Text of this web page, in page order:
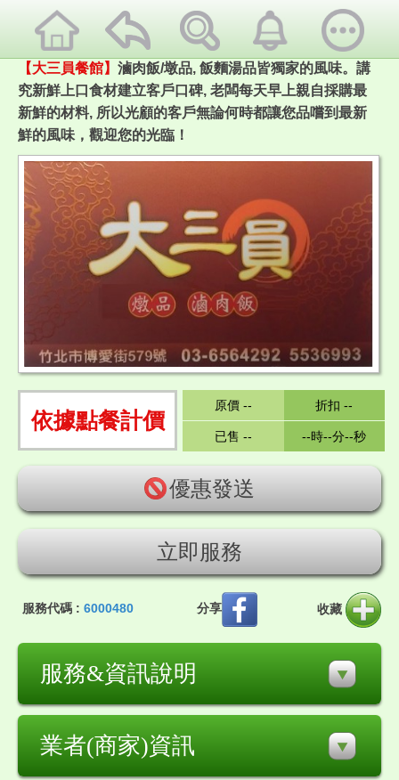
【大三員餐館】滷肉飯/墩品, 飯麵湯品皆獨家的風味。講
究新鮮上口食材建立客戶口碑, 老闆每天早上親自採購最
新鮮的材料, 所以光顧的客戶無論何時都讓您品嚐到最新
鮮的風味，觀迎您的光臨！
依據點餐計價
原價 -- 折扣 --
已售 -- --時--分--秒
優惠發送
立即服務
服務代碼 :6000480 分享 收藏
服務&資訊說明
業者(商家)資訊